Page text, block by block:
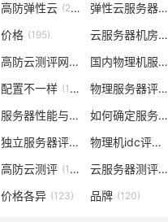
高防弹性云 (210) 弹性云服务器评测
价格 (195) 云服务器机房评测
高防云测评网(169) 国内物理机服务器测评
配置不一样 (148) 物理服务器评测
服务器性能与什么有关 (138) 如何确定服务器数量及配置
独立服务器评测 (128) 物理机idc评测网
高防云测评 (128) 云服务器测评网
价格各异 (123) 品牌 (120)